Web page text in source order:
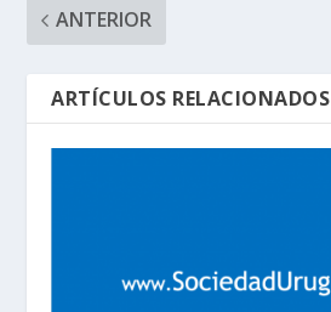
ANTERIOR
ARTÍCULOS RELACIONADOS